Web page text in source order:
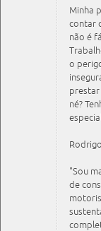
Minha
contar
não é
o
né?
"Sou
de